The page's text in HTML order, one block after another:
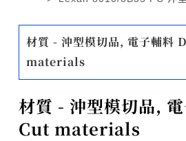
材質 - 沖型模切品, 電子輔料
materials
材質 - 沖型模切品,
Cut materials